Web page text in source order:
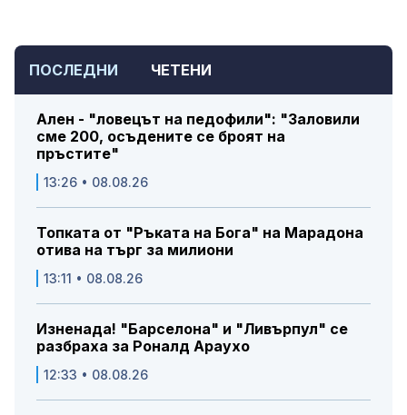
ПОСЛЕДНИ ЧЕТЕНИ
Ален - "ловецът на педофили": "Заловили
сме 200, осъдените се броят на
пръстите"
13:26 • 08.08.26
Топката от "Ръката на Бога" на Марадона
отива на търг за милиони
13:11 • 08.08.26
Изненада! "Барселона" и "Ливърпул" се
разбраха за Роналд Араухо
12:33 • 08.08.26